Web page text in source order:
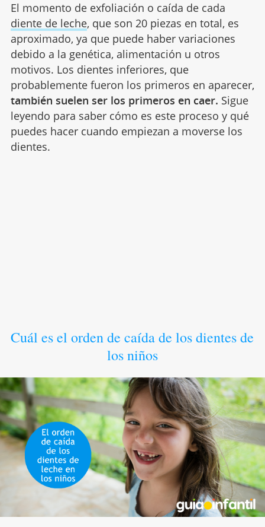
El momento de exfoliación o caída de cada
diente de leche, que son 20 piezas en total, es
aproximado, ya que puede haber variaciones
debido a la genética, alimentación u otros
motivos. Los dientes inferiores, que
probablemente fueron los primeros en aparecer,
también suelen ser los primeros en caer. Sigue
leyendo para saber cómo es este proceso y qué
puedes hacer cuando empiezan a moverse los
dientes.
Cuál es el orden de caída de los dientes de
los niños